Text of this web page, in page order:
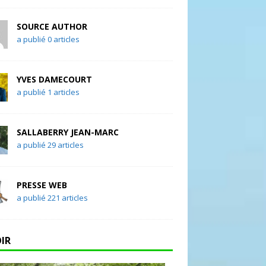
SOURCE AUTHOR
a publié 0 articles
YVES DAMECOURT
a publié 1 articles
SALLABERRY JEAN-MARC
a publié 29 articles
PRESSE WEB
a publié 221 articles